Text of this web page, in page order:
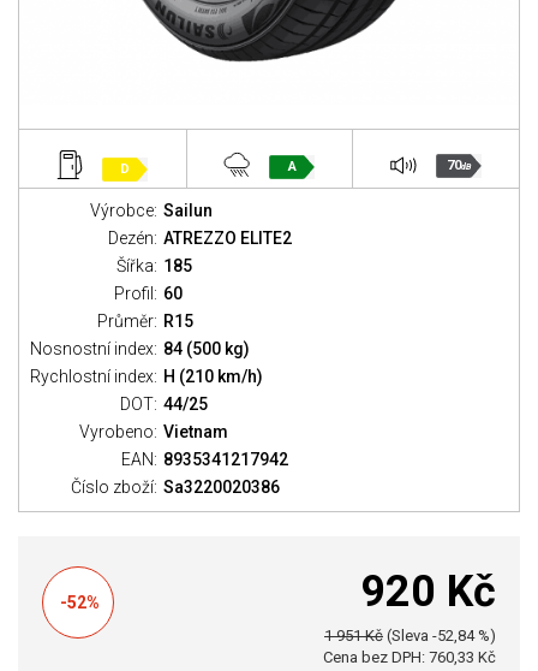
D A 70dB
Výrobce: Sailun
Dezén: ATREZZO ELITE2
Šířka: 185
Profil: 60
Průměr: R15
Nosnostní index: 84 (500 kg)
Rychlostní index: H (210 km/h)
DOT: 44/25
Vyrobeno: Vietnam
EAN: 8935341217942
Číslo zboží: Sa3220020386
-52% 920 Kč
1 951 Kč (Sleva -52,84 %)
Cena bez DPH: 760,33 Kč